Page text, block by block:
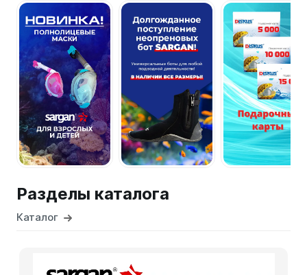
Разделы каталога
Каталог